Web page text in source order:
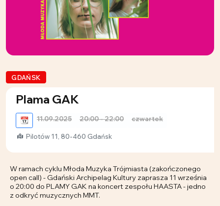
GDAŃSK
Plama GAK
📆 11.09.2025 20:00 - 22:00 czwartek
Pilotów 11, 80-460 Gdańsk
W ramach cyklu Młoda Muzyka Trójmiasta (zakończonego
open call) - Gdański Archipelag Kultury zaprasza 11 września
o 20:00 do PLAMY GAK na koncert zespołu HAASTA - jedno
z odkryć muzycznych MMT.